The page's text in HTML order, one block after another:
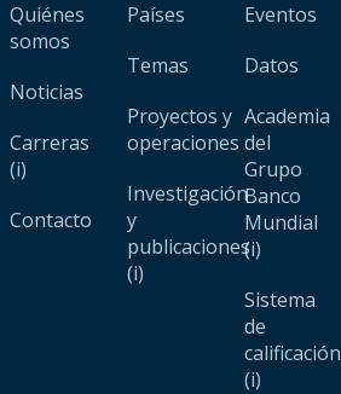
Quiénes
somos
Noticias
Carreras
(i)
Contacto
Países
Temas
Proyectos y
operaciones
Investigación
y
publicaciones
(i)
Eventos
Datos
Academia
del
Grupo
Banco
Mundial
(i)
Sistema
de
calificación
(i)